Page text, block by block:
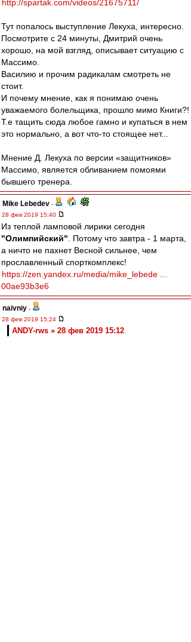
http://spartak.com/videos/21675711/
Тут попалось выступление Лекуха, интересно.
Посмотрите с 24 минуты, Дмитрий очень
хорошо, на мой взгляд, описывает ситуацию с
Массимо.
Василию и прочим радикалам смотреть не
стоит.
И почему мнение, как я понимаю очень
уважаемого болельщика, прошло мимо Книги?!
Т.е тащить сюда любое гамно и купаться в нем
это нормально, а вот что-то стоящее нет...
Мнение Д. Лекуха по версии «защитников»
Массимо, является обливанием помоями
бывшего тренера.
Mike Lebedev -
28 фев 2019 15:40
Из теплой ламповой лирики сегодня
"Олимпийский" . Потому что завтра - 1 марта,
а ничто не пахнет Весной сильнее, чем
прославленный спорткомплекс!
https://zen.yandex.ru/media/mike_lebede ...
00ae93b3e6
naivniy -
28 фев 2019 15:24
ANDY-rws » 28 фев 2019 15:12